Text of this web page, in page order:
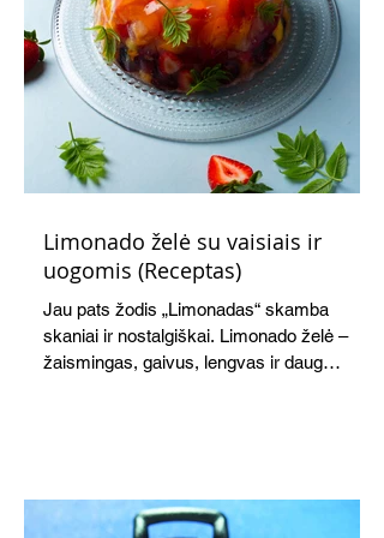
Limonado želė su vaisiais ir
uogomis (Receptas)
Jau pats žodis „Limonadas“ skamba
skaniai ir nostalgiškai. Limonado želė –
žaismingas, gaivus, lengvas ir daug